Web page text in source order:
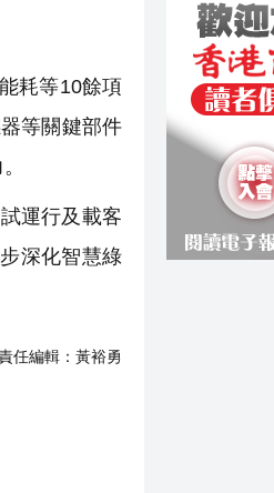
耗等10餘項
等關鍵部件
運行及載客
深化智慧綠
任編輯： 黃裕勇